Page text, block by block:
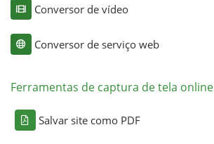
Conversor de vídeo
Conversor de serviço web
Ferramentas de captura de tela online
Salvar site como PDF